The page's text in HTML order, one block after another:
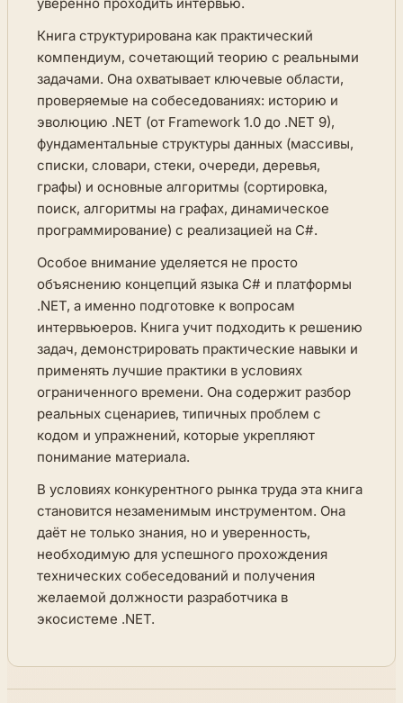
уверенно проходить интервью.
Книга структурирована как практический
компендиум, сочетающий теорию с реальными
задачами. Она охватывает ключевые области,
проверяемые на собеседованиях: историю и
эволюцию .NET (от Framework 1.0 до .NET 9),
фундаментальные структуры данных (массивы,
списки, словари, стеки, очереди, деревья,
графы) и основные алгоритмы (сортировка,
поиск, алгоритмы на графах, динамическое
программирование) с реализацией на C#.
Особое внимание уделяется не просто
объяснению концепций языка C# и платформы
.NET, а именно подготовке к вопросам
интервьюеров. Книга учит подходить к решению
задач, демонстрировать практические навыки и
применять лучшие практики в условиях
ограниченного времени. Она содержит разбор
реальных сценариев, типичных проблем с
кодом и упражнений, которые укрепляют
понимание материала.
В условиях конкурентного рынка труда эта книга
становится незаменимым инструментом. Она
даёт не только знания, но и уверенность,
необходимую для успешного прохождения
технических собеседований и получения
желаемой должности разработчика в
экосистеме .NET.